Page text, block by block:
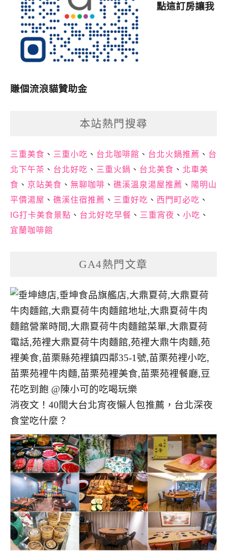
點這訂房讓我
賺個流浪貓贊助金
本站熱門搜尋
三重美食 、 三重小吃 、 台北咖啡館 、 台北火鍋推薦 、 台
北下午茶 、 台北好吃 、 三重火鍋 、 台北美食 、 北車美
食 、 京站美食 、 無聊咖啡 、 礁溪溫泉湯屋推薦 、 陽明山
平價湯屋 、 礁溪住宿推薦 、 三重好吃 、 西門町必吃 、
IG打卡美食景點 、 台北好吃早餐 、 三重宵夜 、 小吃 、
宜蘭咖啡館
GA4熱門文章
消夜文！40間大台北宵夜懶人包推薦，台北深夜
食堂吃什麼？